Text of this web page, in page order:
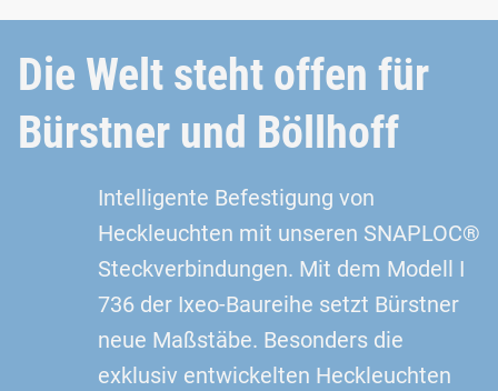
Die Welt steht offen für
Bürstner und Böllhoff
Intelligente Befestigung von
Heckleuchten mit unseren SNAPLOC®
Steckverbindungen. Mit dem Modell I
736 der Ixeo-Baureihe setzt Bürstner
neue Maßstäbe. Besonders die
exklusiv entwickelten Heckleuchten